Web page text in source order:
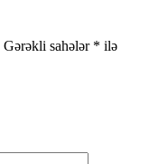
Gərəkli sahələr * ilə